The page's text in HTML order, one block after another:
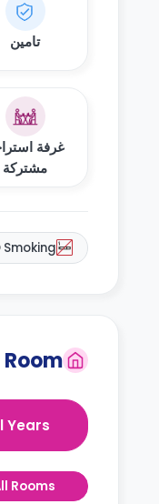
تامين
غرفة
مشتركة
Smoking
Years
Rooms